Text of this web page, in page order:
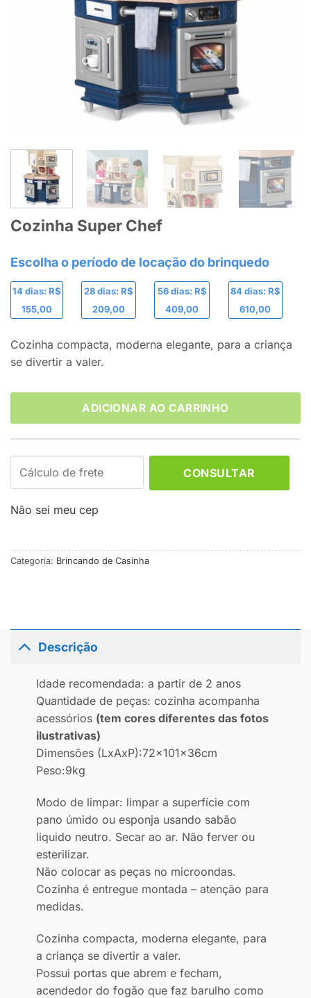
Cozinha Super Chef
14 dias: R$
155,00
28 dias: R$
209,00
56 dias: R$
409,00
84 dias: R$
610,00
Cozinha compacta, moderna elegante, para a criança
se divertir a valer.
ADICIONAR AO CARRINHO
CONSULTAR
Não sei meu cep
Categoria: Brincando de Casinha
Descrição
Idade recomendada: a partir de 2 anos
Quantidade de peças: cozinha acompanha
acessórios (tem cores diferentes das fotos
ilustrativas)
Dimensões (LxAxP):72x101x36cm
Peso:9kg
Modo de limpar: limpar a superfície com
pano úmido ou esponja usando sabão
liquido neutro. Secar ao ar. Não ferver ou
esterilizar.
Não colocar as peças no microondas.
Cozinha é entregue montada – atenção para
medidas.
Cozinha compacta, moderna elegante, para
a criança se divertir a valer.
Possui portas que abrem e fecham,
acendedor do fogão que faz barulho como